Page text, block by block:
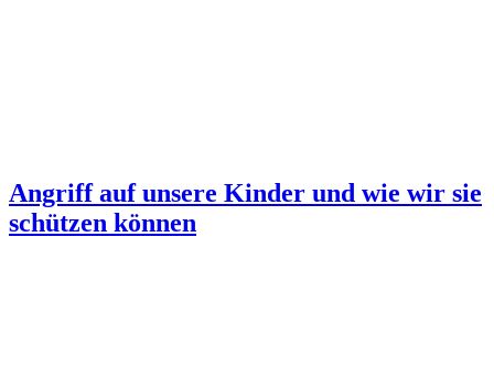
Angriff auf unsere Kinder und wie wir sie
schützen können